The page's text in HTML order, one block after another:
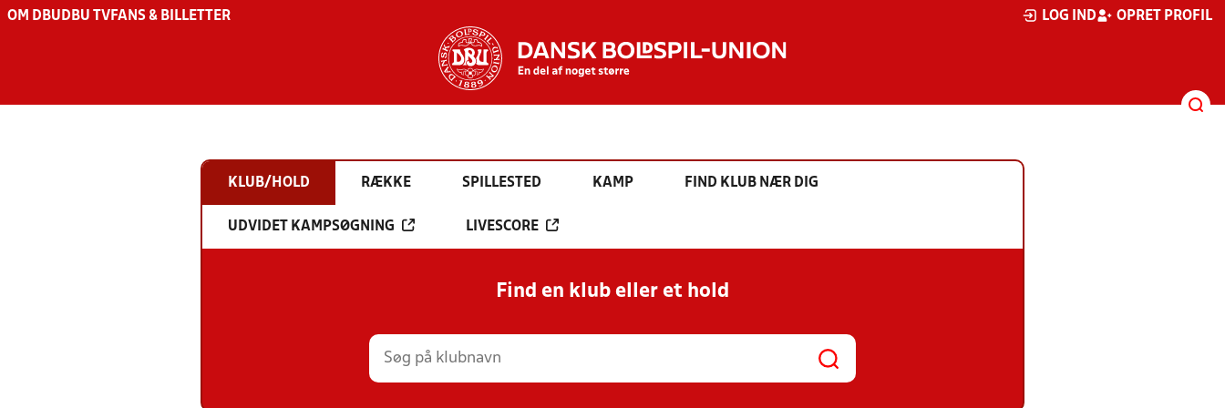
OM DBU DBU TV FANS & BILLETTER LOG IND OPRET PROFIL
KLUB/HOLD RÆKKE SPILLESTED KAMP FIND KLUB NÆR DIG
UDVIDET KAMPSØGNING LIVESCORE
Find en klub eller et hold